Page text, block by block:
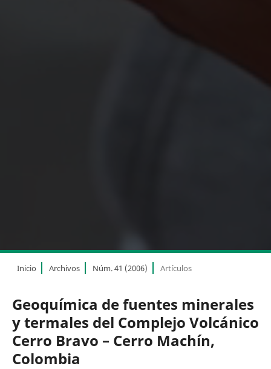
Inicio Archivos Núm. 41 (2006) Artículos
Geoquímica de fuentes minerales
y termales del Complejo Volcánico
Cerro Bravo – Cerro Machín,
Colombia